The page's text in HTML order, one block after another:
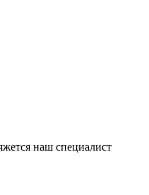
наш специалист